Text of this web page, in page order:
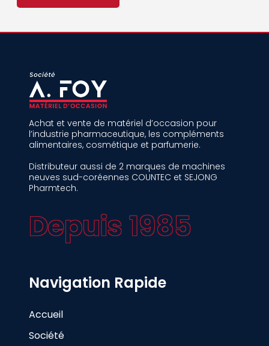
Achat et vente de matériel d’occasion pour
l’industrie pharmaceutique, les compléments
alimentaires, cosmétique et parfumerie.
Distributeur aussi de 2 marques de machines
neuves sud-coréennes COUNTEC et SEJONG
Pharmtech.
Depuis 1985
Navigation Rapide
Accueil
Société